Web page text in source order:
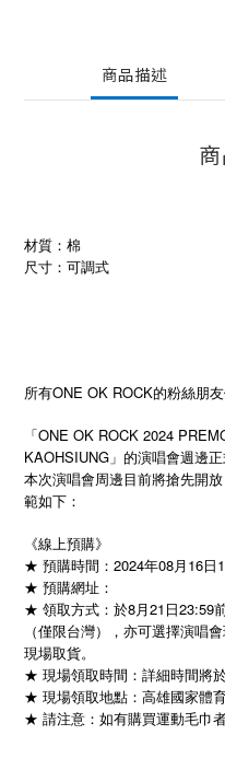
商品描述
材質：棉
尺寸：可調式
所有ONE OK ROCK的粉絲朋友
「ONE OK ROCK 2024
KAOHSIUNG」的演唱會週邊正
本次演唱會周邊目前將搶先開
範如下：
《線上預購》
★ 預購時間：2024年08月16日
★ 預購網址：
★ 領取方式：於8月21日23:59
（僅限台灣），亦可選擇演唱
現場取貨。
★ 現場領取時間：詳細時間將於
★ 現場領取地點：高雄國家體
★ 請注意：如有購買運動毛巾